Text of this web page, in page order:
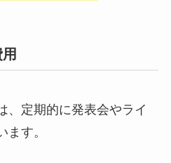
、定期的に発表会やライ
す。